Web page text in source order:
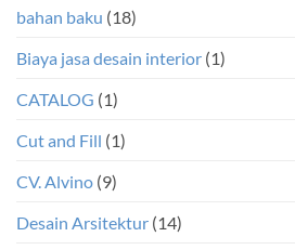
bahan baku (18)
Biaya jasa desain interior (1)
CATALOG (1)
Cut and Fill (1)
CV. Alvino (9)
Desain Arsitektur (14)